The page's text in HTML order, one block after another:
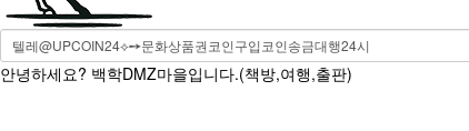
안녕하세요? 백학DMZ마을입니다.(책방,여행,출판)